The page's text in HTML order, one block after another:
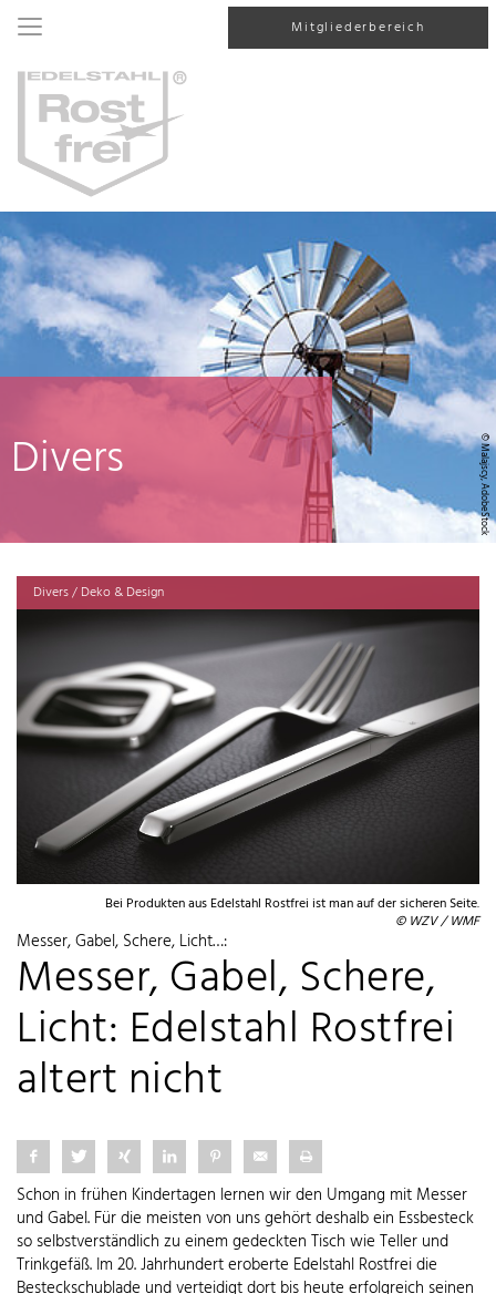
Mitgliederbereich
© Malajscy, AdobeStock
Divers
Divers / Deko & Design
Bei Produkten aus Edelstahl Rostfrei ist man auf der sicheren Seite.
© WZV / WMF
Messer, Gabel, Schere, Licht…:
Messer, Gabel, Schere,
Licht: Edelstahl Rostfrei
altert nicht
Schon in frühen Kindertagen lernen wir den Umgang mit Messer
und Gabel. Für die meisten von uns gehört deshalb ein Essbesteck
so selbstverständlich zu einem gedeckten Tisch wie Teller und
Trinkgefäß. Im 20. Jahrhundert eroberte Edelstahl Rostfrei die